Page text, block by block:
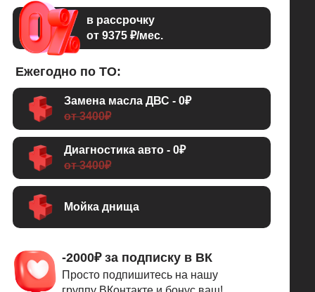
-2000₽ за подписку в ВК
Просто подпишитесь на нашу
Ежегодно по ТО:
Мойка днища
Диагностика авто - 0₽
от 3400₽
в рассрочку
от 9375 ₽/мес.
Замена масла ДВС - 0₽
от 3400₽